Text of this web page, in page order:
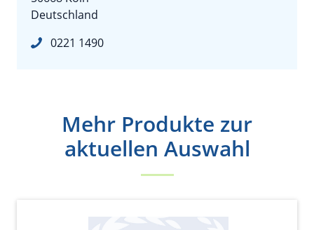
Deutschland
0221 1490
Mehr Produkte zur
aktuellen Auswahl